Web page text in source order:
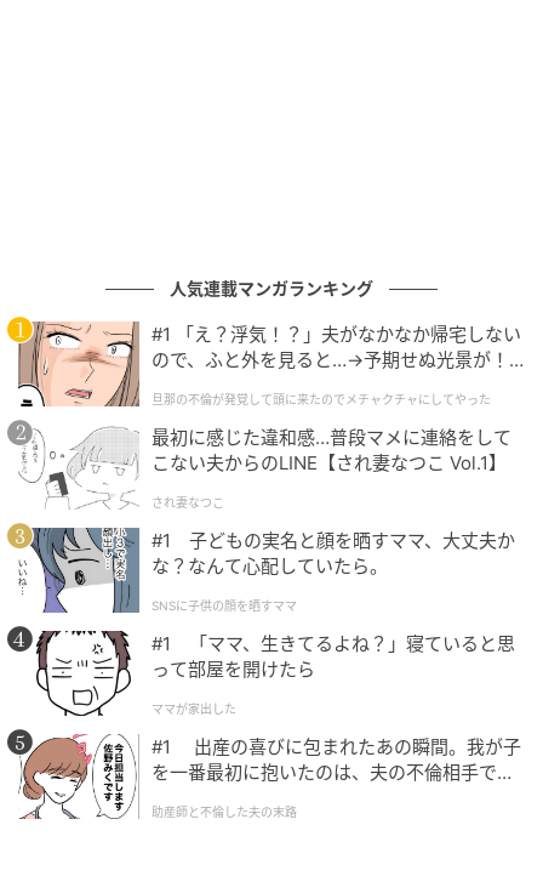
人気連載マンガランキング
#1 「え？浮気！？」夫がなかなか帰宅しない
ので、ふと外を見ると…→予期せぬ光景が！
クチャにしてやった
旦那の不倫が発覚して頭に来たのでメチャクチャにしてやった
最初に感じた違和感…普段マメに連絡をして
こない夫からのLINE【され妻なつこ Vol.1】
され妻なつこ
#1 子どもの実名と顔を晒すママ、大丈夫か
な？なんて心配していたら。
SNSに子供の顔を晒すママ
#1 「ママ、生きてるよね？」寝ていると思
って部屋を開けたら
ママが家出した
#1 出産の喜びに包まれたあの瞬間。我が子
を一番最初に抱いたのは、夫の不倫相手でし
助産師と不倫した夫の末路